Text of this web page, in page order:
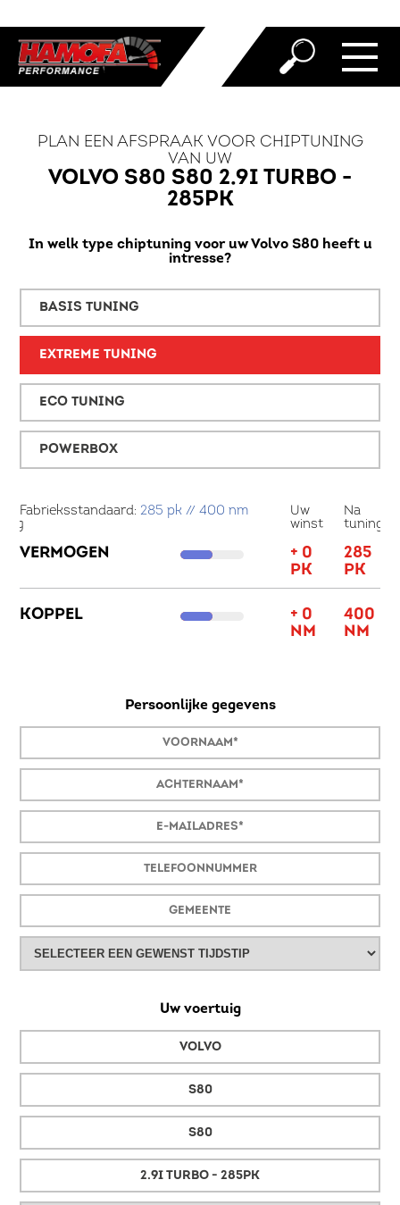
PLAN EEN AFSPRAAK VOOR CHIPTUNING
VAN UW
VOLVO S80 S80 2.9I TURBO -
285PK
In welk type chiptuning voor uw Volvo S80 heeft u
intresse?
BASIS TUNING
EXTREME TUNING
ECO TUNING
POWERBOX
Fabrieksstandaard: 285 pk // 400 nm
Uw
winst
Na
tuning
VERMOGEN
+ 0
PK
285
PK
KOPPEL
+ 0
NM
400
NM
Persoonlijke gegevens
Uw voertuig
VOLVO
S80
S80
2.9I TURBO - 285PK